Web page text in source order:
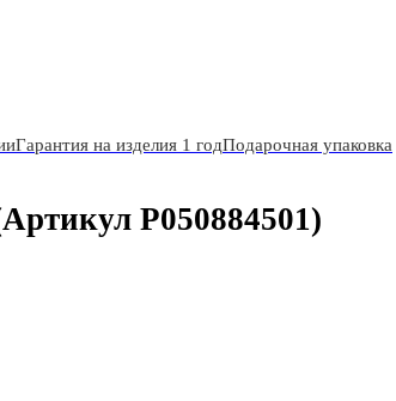
Гарантия на изделия 1 годПодарочная упаковка
P050884501)